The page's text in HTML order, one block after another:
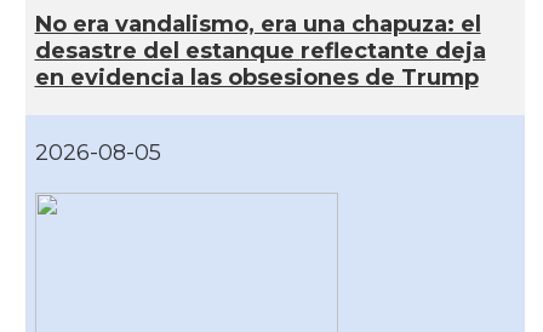
No era vandalismo, era una chapuza: el
desastre del estanque reflectante deja
en evidencia las obsesiones de Trump
2026-08-05